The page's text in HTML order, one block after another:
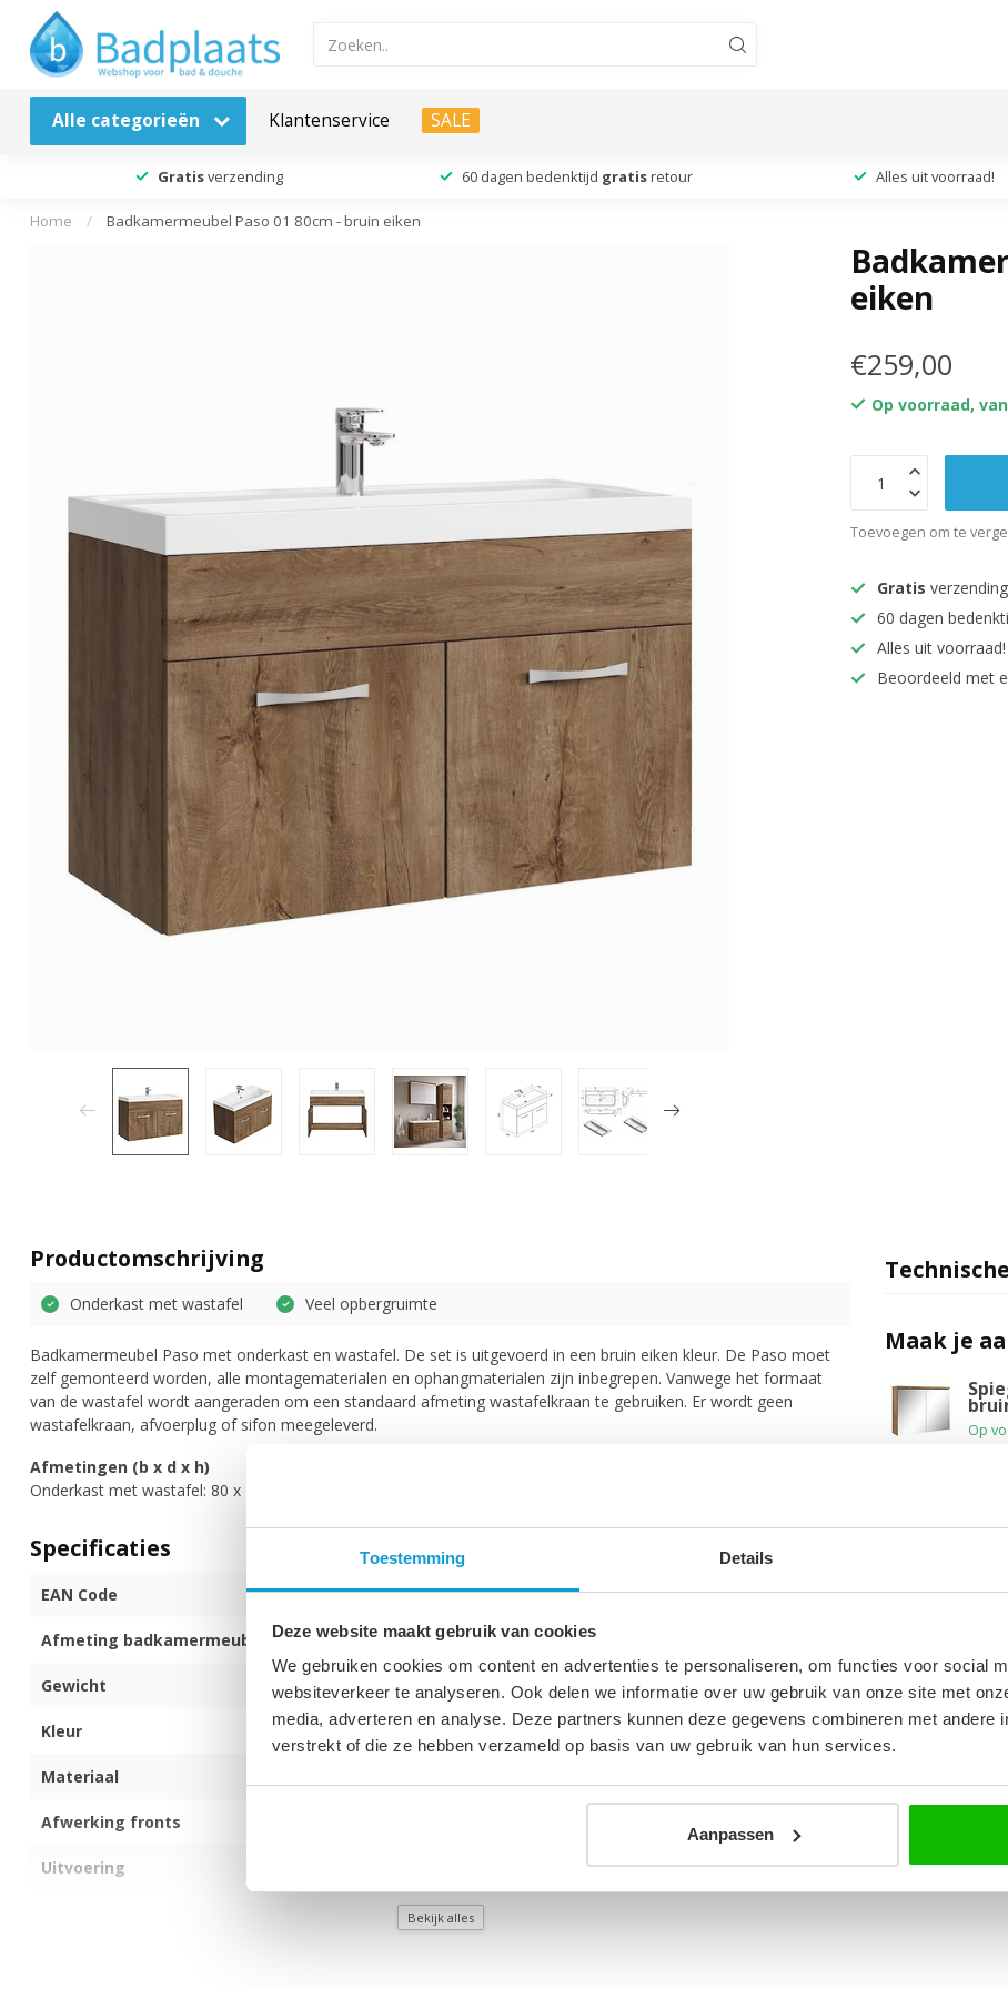
Toestemming Details
Deze website maakt gebruik van cookies
We gebruiken cookies om content en advertenties te personaliseren, om functies voor social
websiteverkeer te analyseren. Ook delen we informatie over uw gebruik van onze site met
media, adverteren en analyse. Deze partners kunnen deze gegevens combineren met andere
verstrekt of die ze hebben verzameld op basis van uw gebruik van hun services.
Aanpassen
Alle categorieën Klantenservice SALE
Gratisverzending 60 dagen bedenktijd gratis retour Alles uit voorraad!
Home / Badkamermeubel Paso 01 80cm - bruin eiken
eiken
€259,00
Op voorraad,
Toevoegen om te
Gratis verzending
60 dagen
Alles uit voorraad!
Beoordeeld met
Productomschrijving
Onderkast met wastafel Veel opbergruimte
Badkamermeubel Paso met onderkast en wastafel. De set is uitgevoerd in een bruin eiken kleur. De Paso moet
zelf gemonteerd worden, alle montagematerialen en ophangmaterialen zijn inbegrepen. Vanwege het formaat
van de wastafel wordt aangeraden om een standaard afmeting wastafelkraan te gebruiken. Er wordt geen
wastafelkraan, afvoerplug of sifon meegeleverd.
Afmetingen (b x d x h)
Onderkast met wastafel: 80 x 40 x 55 cm
Specificaties
EAN Code 8719128567914
Afmeting badkamermeubel (b x d x h) 80 x 40 x 55 cm
Gewicht 28 kg
Kleur Bruin eiken
Materiaal
Afwerking fronts
Uitvoering
WitBekijk alles
Maak je
Op
Op